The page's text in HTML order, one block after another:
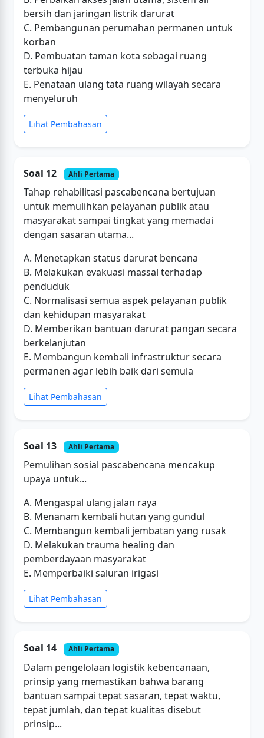
bersih dan jaringan listrik darurat
C. Pembangunan perumahan permanen untuk
korban
D. Pembuatan taman kota sebagai ruang
terbuka hijau
E. Penataan ulang tata ruang wilayah secara
menyeluruh
Lihat Pembahasan
Soal 12 Ahli Pertama
Tahap rehabilitasi pascabencana bertujuan
untuk memulihkan pelayanan publik atau
masyarakat sampai tingkat yang memadai
dengan sasaran utama...
A. Menetapkan status darurat bencana
B. Melakukan evakuasi massal terhadap
penduduk
C. Normalisasi semua aspek pelayanan publik
dan kehidupan masyarakat
D. Memberikan bantuan darurat pangan secara
berkelanjutan
E. Membangun kembali infrastruktur secara
permanen agar lebih baik dari semula
Lihat Pembahasan
Soal 13 Ahli Pertama
Pemulihan sosial pascabencana mencakup
upaya untuk...
A. Mengaspal ulang jalan raya
B. Menanam kembali hutan yang gundul
C. Membangun kembali jembatan yang rusak
D. Melakukan trauma healing dan
pemberdayaan masyarakat
E. Memperbaiki saluran irigasi
Lihat Pembahasan
Soal 14 Ahli Pertama
Dalam pengelolaan logistik kebencanaan,
prinsip yang memastikan bahwa barang
bantuan sampai tepat sasaran, tepat waktu,
tepat jumlah, dan tepat kualitas disebut
prinsip...